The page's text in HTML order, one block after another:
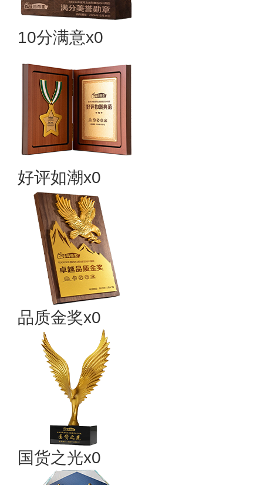
10分满意x0
好评如潮x0
品质金奖x0
国货之光x0